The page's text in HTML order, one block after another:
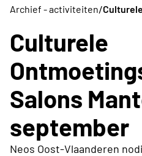
Archief - activiteiten/
Culturele
Salons
september
Neos Oost-Vlaanderen